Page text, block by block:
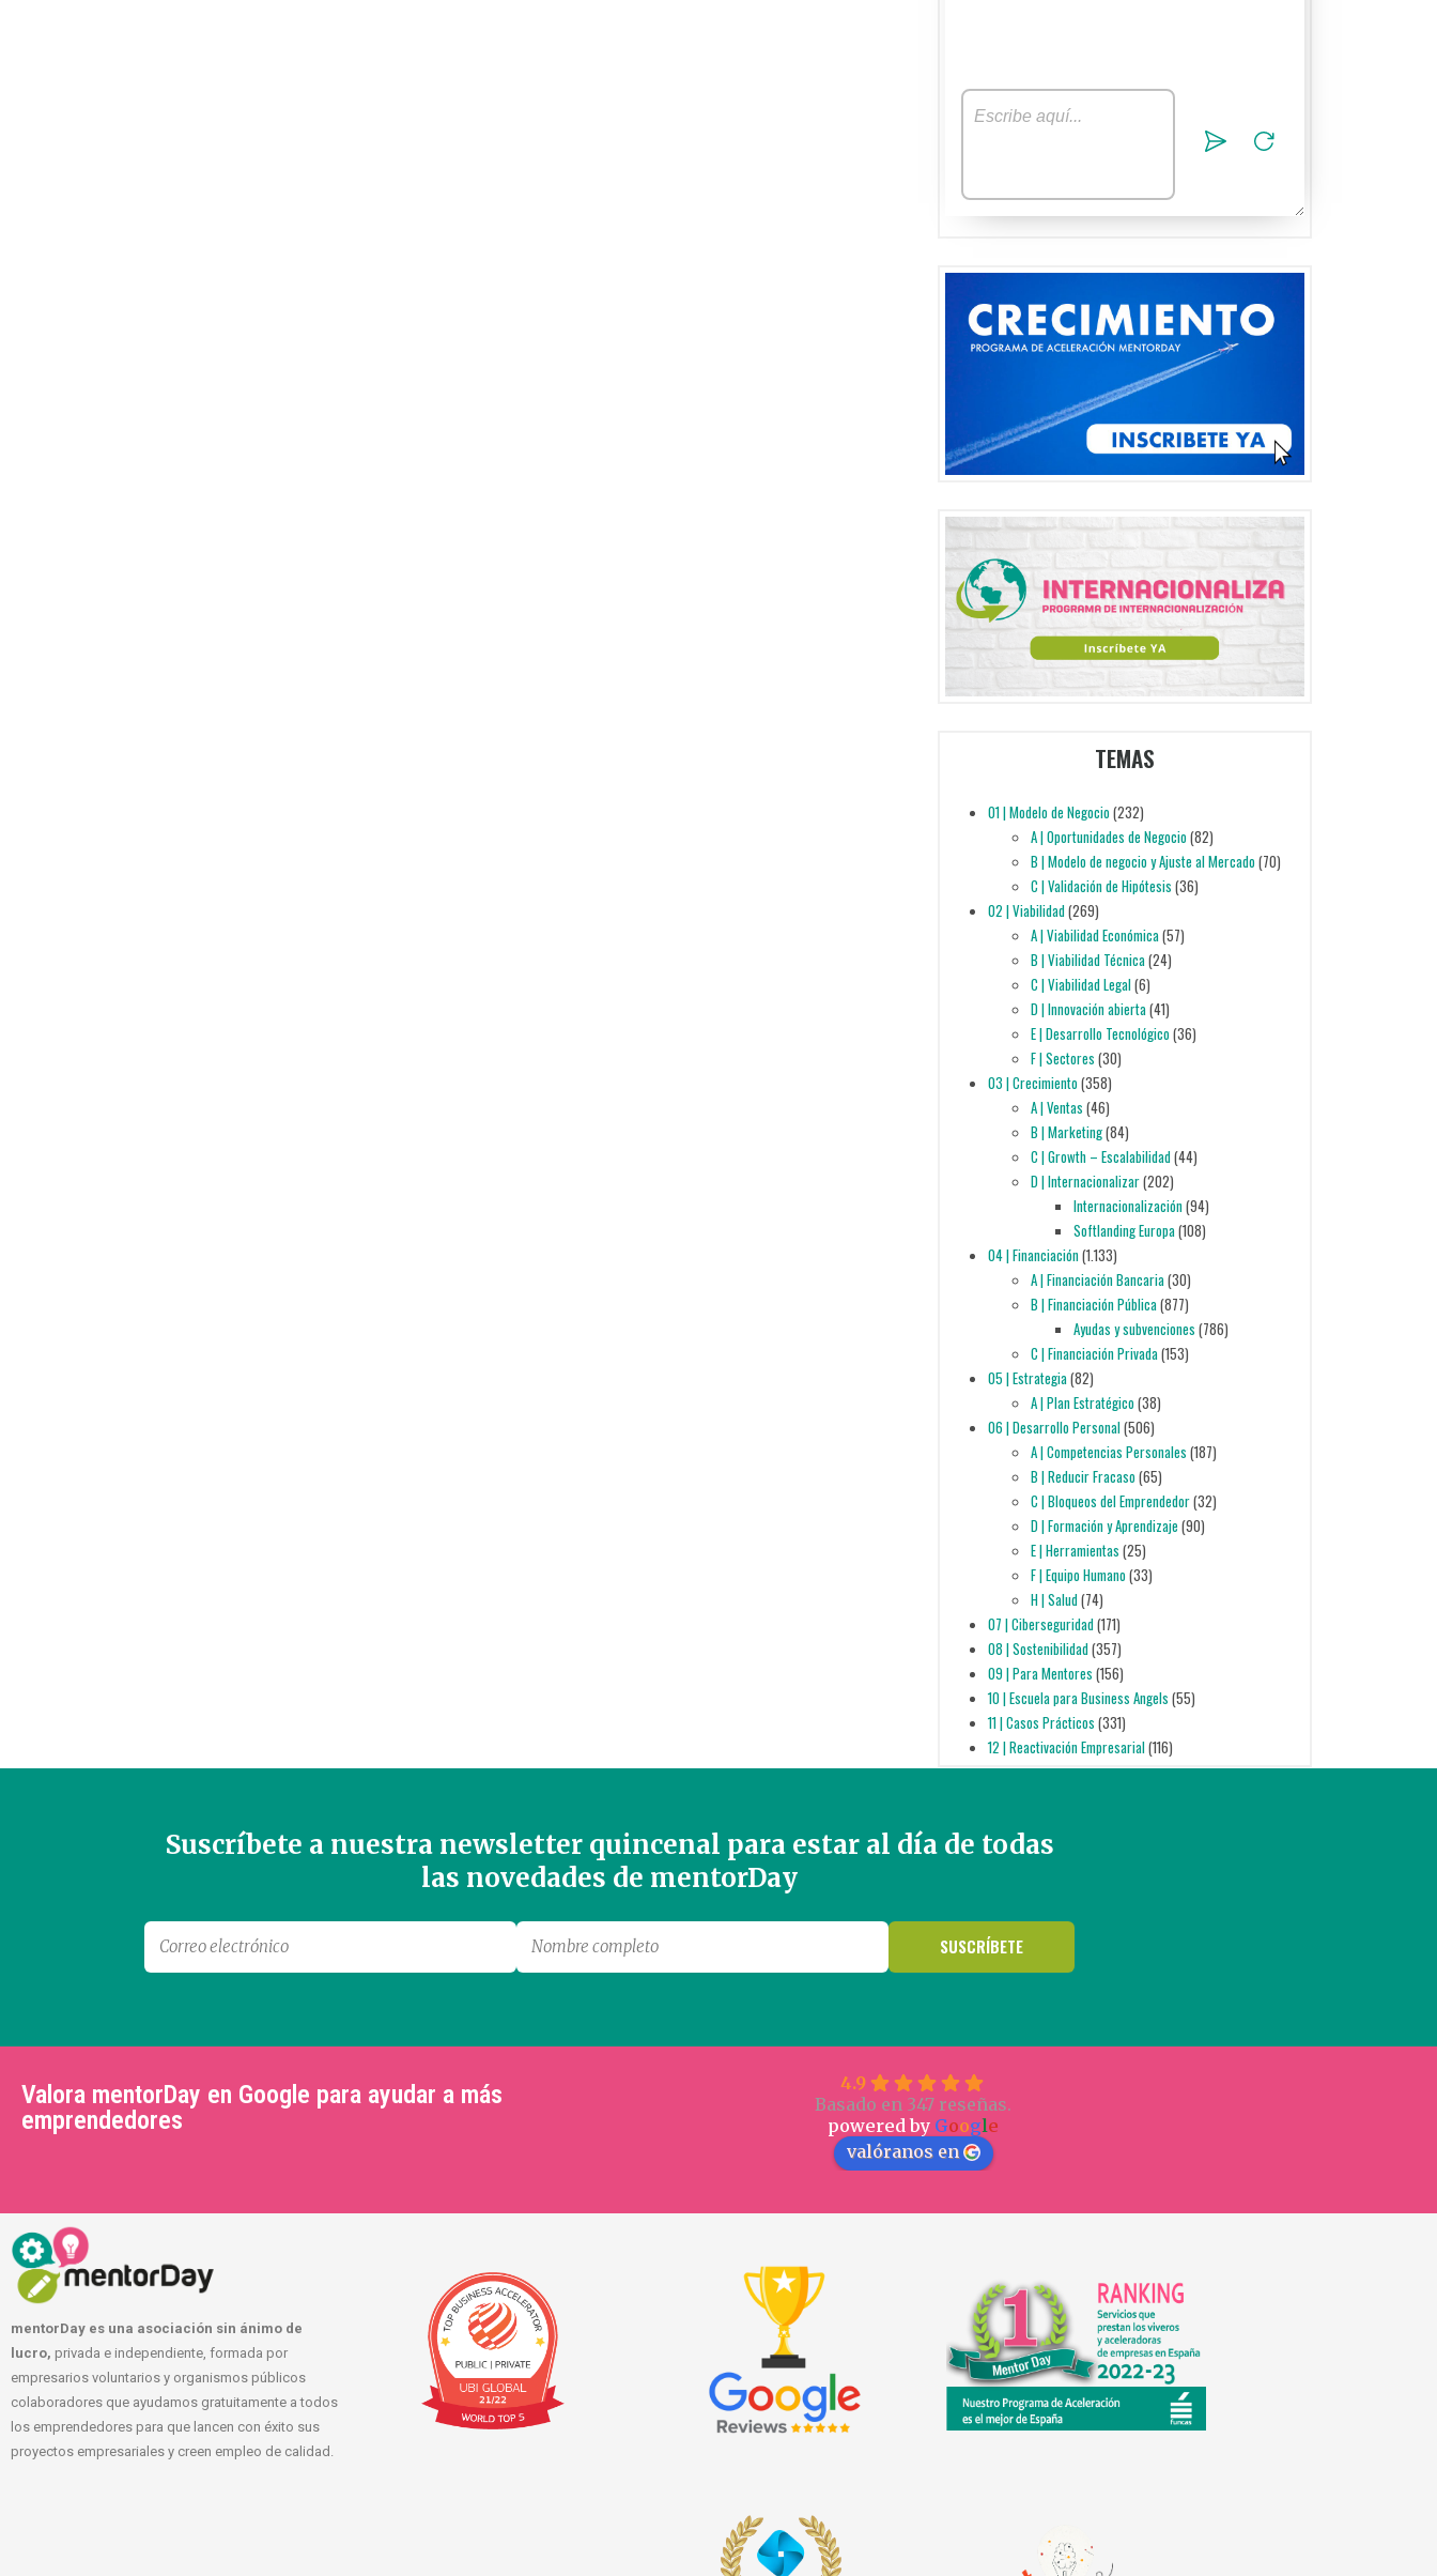
TEMAS
01 | Modelo de Negocio(232)
A | Oportunidades de Negocio(82)
B | Modelo de negocio y Ajuste al Mercado(70)
C | Validación de Hipótesis (36)
02 | Viabilidad(269)
A | Viabilidad Económica(57)
B | Viabilidad Técnica(24)
C | Viabilidad Legal(6)
D | Innovación abierta(41)
E | Desarrollo Tecnológico(36)
F | Sectores (30)
03 | Crecimiento(358)
A | Ventas (46)
B | Marketing(84)
C | Growth – Escalabilidad(44)
D | Internacionalizar(202)
Internacionalización(94)
Softlanding Europa(108)
04 | Financiación(1.133)
A | Financiación Bancaria(30)
B | Financiación Pública(877)
Ayudas y subvenciones (786)
C | Financiación Privada(153)
05 | Estrategia(82)
A | Plan Estratégico(38)
06 | Desarrollo Personal(506)
A | Competencias Personales (187)
B | Reducir Fracaso(65)
C | Bloqueos del Emprendedor(32)
D | Formación y Aprendizaje (90)
E | Herramientas (25)
F | Equipo Humano(33)
H | Salud(74)
07 | Ciberseguridad(171)
08 | Sostenibilidad(357)
09 | Para Mentores (156)
10 | Escuela para Business Angels (55)
11 | Casos Prácticos (331)
12 | Reactivación Empresarial(116)
Suscríbete a nuestra newsletter quincenal para estar al día de todas
las novedades de mentorDay
Valora mentorDay en Google para ayudar a más
emprendedores
4.9
Basado en 347 reseñas.
powered by Google
valóranos en
mentorDay es una asociación sin ánimo de
lucro, privada e independiente, formada por
empresarios voluntarios y organismos públicos
colaboradores que ayudamos gratuitamente a todos
los emprendedores para que lancen con éxito sus
proyectos empresariales y creen empleo de calidad.